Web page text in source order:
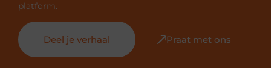
platform.
Deel je verhaal Praat met ons